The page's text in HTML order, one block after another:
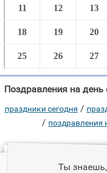
11 12 13
18 19 20
25 26 27
праздники сегодня /
/ поздравления
Ты